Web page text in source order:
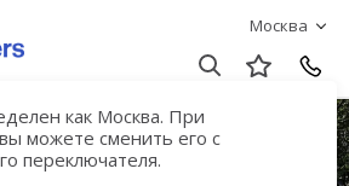
Москва
как Москва. При
можете сменить его с
переключателя.